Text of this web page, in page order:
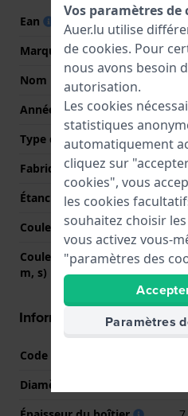
Ean
Marque
Nom
Année
Type d'affichage
Fabriqué en Suisse
Étanchéité
Couleur du cadran
Couleurs des aiguilles (h,
m, s)
Informations boîtier
Code boîtier
Diamètre
Vos paramètres
Auer.lu utilise
de cookies. Pour
nous avons besoin
autorisation.
Les cookies
statistiques
automatiquement
cliquez sur
cookies", vous
les cookies
souhaitez choisir
vous activez vous-
"paramètres des
Paramètres